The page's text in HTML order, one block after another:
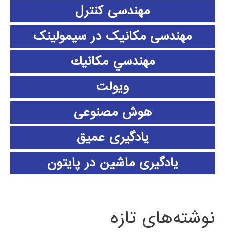
مهندسی کنترل
مهندسی مکانیک در سیمولینک
مهندسي مكانيك
ویولت
هوش مصنوعی
یادگیری عمیق
یادگیری ماشین در پایتون
نوشته‌های تازه